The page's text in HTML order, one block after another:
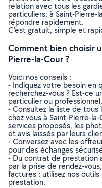
relation avec tous les
particuliers, à Saint-Pierre-
répondre rapidement.
C’est gratuit, simple et
Comment bien choisir
Pierre-la-Cour ?
Voici nos conseils :
- Indiquez votre besoin en
recherchez-vous ? Est-ce
particulier ou
- Consultez la liste de
chez vous à Saint-Pierre-
services proposés, les
et avis laissés par leurs
- Conversez avec les
pour des échanges
- Du contrat de prestation
par la prise de rendez-
factures : utilisez nos
prestation.